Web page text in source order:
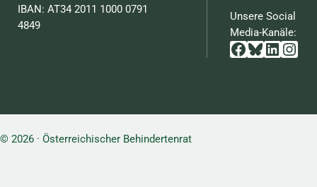
IBAN: AT34 2011 1000 0791
4849
Unsere Social
Media-Kanäle:
Facebook
Bluesky
© 2026 · Österreichischer Behindertenrat